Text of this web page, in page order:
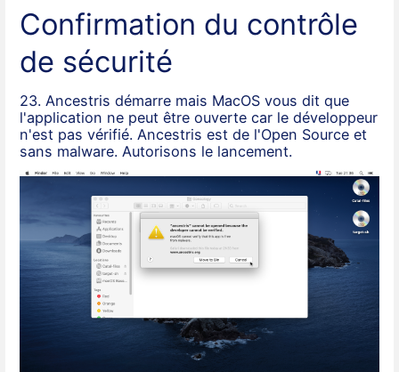
Confirmation du contrôle
de sécurité
23. Ancestris démarre mais MacOS vous dit que
l'application ne peut être ouverte car le développeur
n'est pas vérifié. Ancestris est de l'Open Source et
sans malware. Autorisons le lancement.